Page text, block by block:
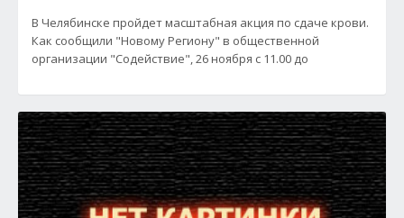
В Челябинске пройдет масштабная акция по сдаче крови.
Как сообщили "Новому Региону" в общественной
организации "Содействие", 26 ноября с 11.00 до